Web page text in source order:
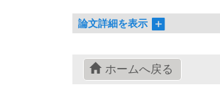
論文詳細を表示
ホームへ戻る